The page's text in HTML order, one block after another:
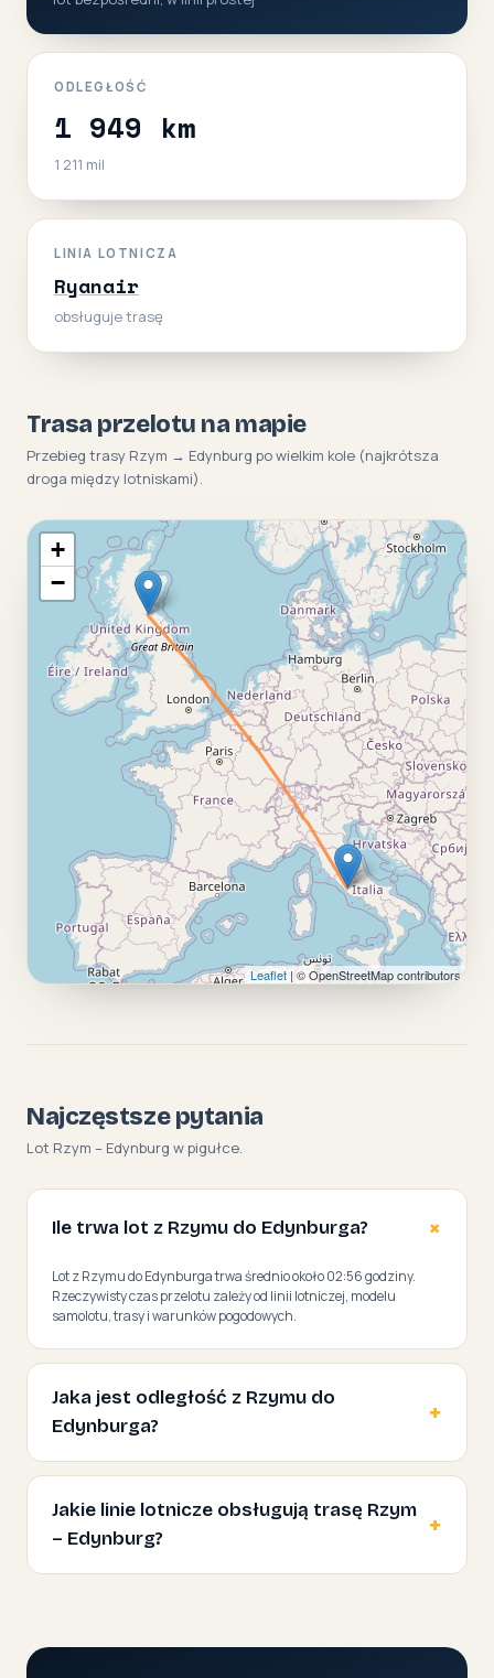
ODLEGŁOŚĆ
1 949 km
1 211 mil
LINIA LOTNICZA
Ryanair
obsługuje trasę
Trasa przelotu na mapie
Przebieg trasy Rzym → Edynburg po wielkim kole (najkrótsza
droga między lotniskami).
+
−
Leaflet | © OpenStreetMap contributors
Najczęstsze pytania
Lot Rzym – Edynburg w pigułce.
Ile trwa lot z Rzymu do Edynburga?
Lot z Rzymu do Edynburga trwa średnio około 02:56 godziny.
Rzeczywisty czas przelotu zależy od linii lotniczej, modelu
samolotu, trasy i warunków pogodowych.
Jaka jest odległość z Rzymu do
Edynburga?
Jakie linie lotnicze obsługują trasę Rzym
– Edynburg?